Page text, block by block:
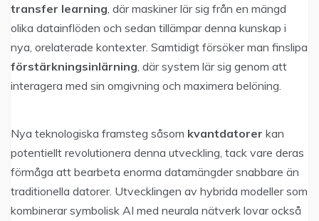
transfer learning , där maskiner lär sig från en mängd
olika datainflöden och sedan tillämpar denna kunskap i
nya, orelaterade kontexter. Samtidigt försöker man finslipa
förstärkningsinlärning , där system lär sig genom att
interagera med sin omgivning och maximera belöning.
Nya teknologiska framsteg såsom kvantdatorer kan
potentiellt revolutionera denna utveckling, tack vare deras
förmåga att bearbeta enorma datamängder snabbare än
traditionella datorer. Utvecklingen av hybrida modeller som
kombinerar symbolisk AI med neurala nätverk lovar också